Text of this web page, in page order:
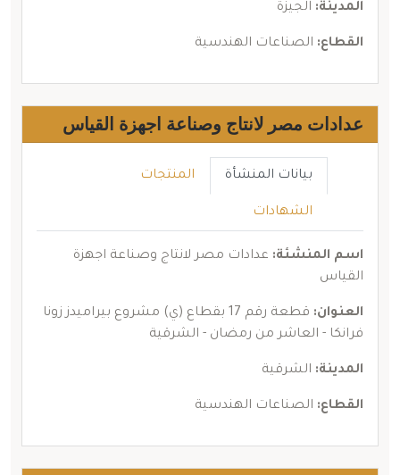
المدينة: الجيزة
القطاع: الصناعات الهندسية
عدادات مصر لانتاج وصناعة اجهزة القياس
بيانات المنشأة المنتجات
الشهادات
اسم المنشئة: عدادات مصر لانتاج وصناعة اجهزة
القياس
العنوان:
قطعة رقم 17 بقطاع (ي) مشروع بيراميدز زونا
فرانكا - العاشر من رمضان - الشرقية
المدينة: الشرقية
القطاع: الصناعات الهندسية